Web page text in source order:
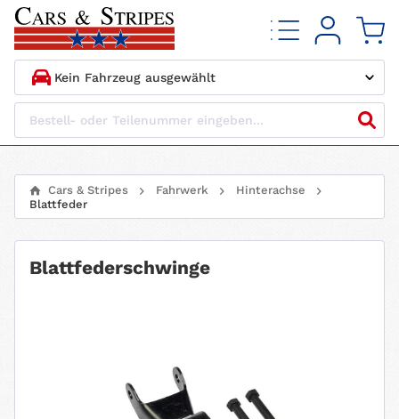
1. HERSTELLER
3. BAUJAHR
4. MOTORTYP
Cars & Stripes Fahrwerk
Hinterachse
Blattfeder
Blattfederschwinge